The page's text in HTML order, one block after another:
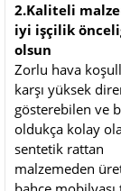
2.Kaliteli
iyi işçilik
olsun
Zorlu hava
karşı yüksek
gösterebilen ve
oldukça kolay
sentetik rattan
malzemeden